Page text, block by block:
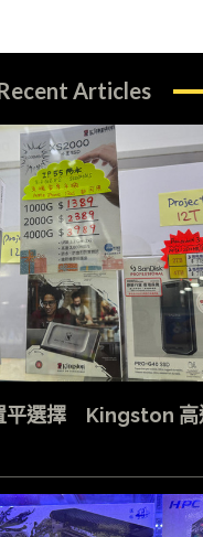
Articles
平選擇 Kingston 高